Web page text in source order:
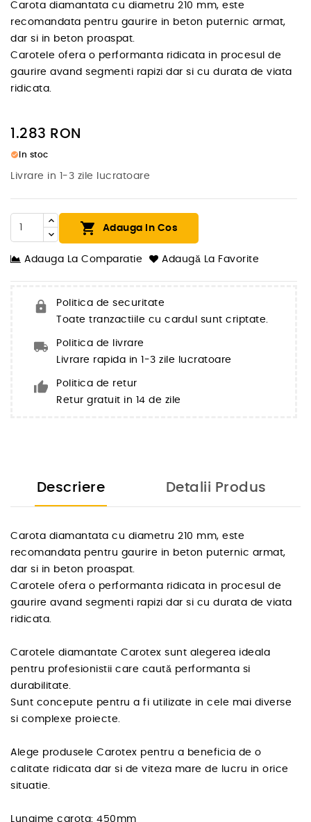
Carota diamantata cu diametru 210 mm, este
recomandata pentru gaurire in beton puternic armat,
dar si in beton proaspat.
Carotele ofera o performanta ridicata in procesul de
gaurire avand segmenti rapizi dar si cu durata de viata
ridicata.
1.283 RON
check_circle In stoc
Livrare in 1-3 zile lucratoare
 Adauga In Cos
Adauga La Comparatie Adaugă La Favorite
Politica de securitate
Toate tranzactiile cu cardul sunt criptate.
Politica de livrare
Livrare rapida in 1-3 zile lucratoare
Politica de retur
Retur gratuit in 14 de zile
Descriere Detalii Produs
Carota diamantata cu diametru 210 mm, este
recomandata pentru gaurire in beton puternic armat,
dar si in beton proaspat.
Carotele ofera o performanta ridicata in procesul de
gaurire avand segmenti rapizi dar si cu durata de viata
ridicata.
Carotele diamantate Carotex sunt alegerea ideala
pentru profesionistii care caută performanta si
durabilitate.
Sunt concepute pentru a fi utilizate in cele mai diverse
si complexe proiecte.
Alege produsele Carotex pentru a beneficia de o
calitate ridicata dar si de viteza mare de lucru in orice
situatie.
Lungime carota: 450mm